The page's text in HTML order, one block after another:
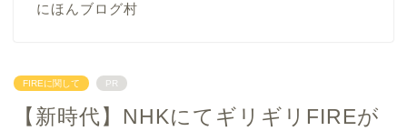
にほんブログ村
FIREに関して PR
【新時代】NHKにてギリギリFIREが